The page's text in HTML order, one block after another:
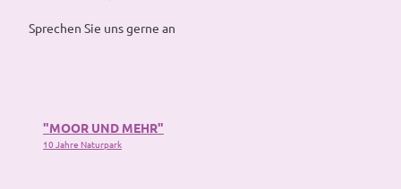
Sprechen Sie uns gerne an
"MOOR UND MEHR"
10 Jahre Naturpark